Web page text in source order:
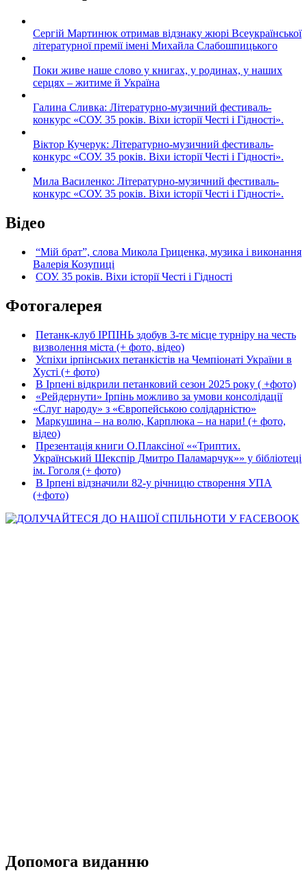
Сергій Мартинюк отримав відзнаку жюрі Всеукраїнської
літературної премії імені Михайла Слабошпицького
Поки живе наше слово у книгах, у родинах, у наших
серцях – житиме й Україна
Галина Сливка: Літературно-музичний фестиваль-
конкурс «СОУ. 35 років. Віхи історії Честі і Гідності».
Віктор Кучерук: Літературно-музичний фестиваль-
конкурс «СОУ. 35 років. Віхи історії Честі і Гідності».
Мила Василенко: Літературно-музичний фестиваль-
конкурс «СОУ. 35 років. Віхи історії Честі і Гідності».
Відео
“Мій брат”, слова Микола Гриценка, музика і виконання
Валерія Козупиці
СОУ. 35 років. Віхи історії Честі і Гідності
Фотогалерея
Петанк-клуб ІРПІНЬ здобув 3-тє місце турніру на честь
визволення міста (+ фото, відео)
Успіхи ірпінських петанкістів на Чемпіонаті України в
Хусті (+ фото)
В Ірпені відкрили петанковий сезон 2025 року ( +фото)
«Рейдернути» Ірпінь можливо за умови консолідації
«Слуг народу» з «Європейською солідарністю»
Маркушина – на волю, Карплюка – на нари! (+ фото,
відео)
Презентація книги О.Плаксіної ««Триптих.
Український Шекспір Дмитро Паламарчук»» у бібліотеці
ім. Гоголя (+ фото)
В Ірпені відзначили 82-у річницю створення УПА
(+фото)
Допомога виданню